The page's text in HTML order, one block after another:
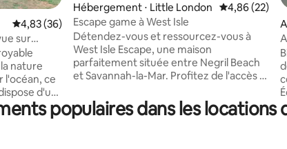
Évaluation moyenne sur la base de 36 commentaires :
4,83 (36)
sur
nature
l'océan, ce
d'un
cuisine,
La chambre
Hébergement ⋅ Little London Évaluation
4,86 (22)
Escape game à West Isle
Détendez-vous et ressourcez-vous à
West Isle Escape, une maison
parfaitement située entre Negril Beach
et Savannah-la-Mar. Profitez de l'accès à
avec la possibilité de réserver l'espace
pour des rassemblements intimes. À
populaires dans les